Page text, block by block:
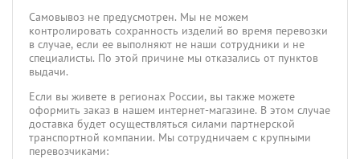
Самовывоз не предусмотрен. Мы не можем
контролировать сохранность изделий во время перевозки
в случае, если ее выполняют не наши сотрудники и не
специалисты. По этой причине мы отказались от пунктов
выдачи.
Если вы живете в регионах России, вы также можете
оформить заказ в нашем интернет-магазине. В этом случае
доставка будет осуществляться силами партнерской
транспортной компании. Мы сотрудничаем с крупными
перевозчиками: